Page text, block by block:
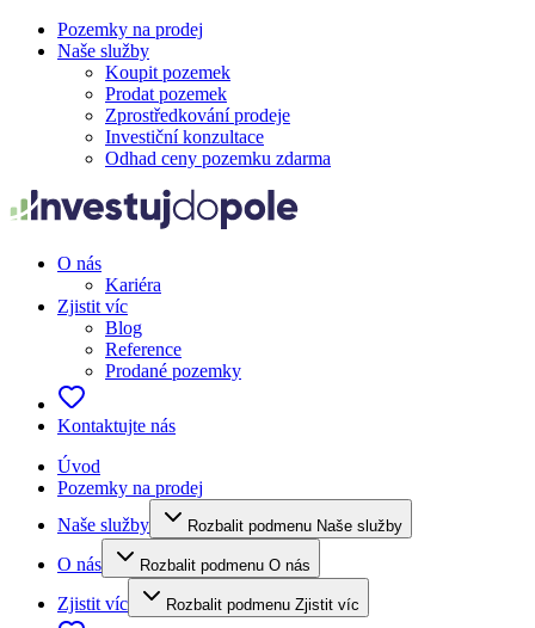
Pozemky na prodej
Naše služby
Koupit pozemek
Prodat pozemek
Zprostředkování prodeje
Investiční konzultace
Odhad ceny pozemku zdarma
O nás
Kariéra
Zjistit víc
Blog
Reference
Prodané pozemky
Kontaktujte nás
Úvod
Pozemky na prodej
Naše služby
Rozbalit podmenu Naše služby
O nás Rozbalit podmenu O nás
Zjistit víc Rozbalit podmenu Zjistit víc